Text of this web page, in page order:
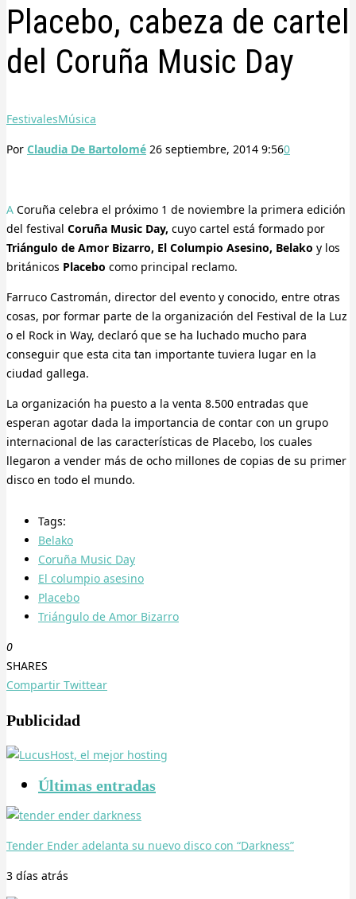
Placebo, cabeza de cartel
del Coruña Music Day
FestivalesMúsica
Por Claudia De Bartolomé 26 septiembre, 2014 9:560
A Coruña celebra el próximo 1 de noviembre la primera edición
del festival Coruña Music Day, cuyo cartel está formado por
Triángulo de Amor Bizarro, El Columpio Asesino, Belako y los
británicos Placebo como principal reclamo.
Farruco Castromán, director del evento y conocido, entre otras
cosas, por formar parte de la organización del Festival de la Luz
o el Rock in Way, declaró que se ha luchado mucho para
conseguir que esta cita tan importante tuviera lugar en la
ciudad gallega.
La organización ha puesto a la venta 8.500 entradas que
esperan agotar dada la importancia de contar con un grupo
internacional de las características de Placebo, los cuales
llegaron a vender más de ocho millones de copias de su primer
disco en todo el mundo.
Tags:
Belako
Coruña Music Day
El columpio asesino
Placebo
Triángulo de Amor Bizarro
0
SHARES
Compartir Twittear
Publicidad
Últimas entradas
Tender Ender adelanta su nuevo disco con “Darkness”
3 días atrás